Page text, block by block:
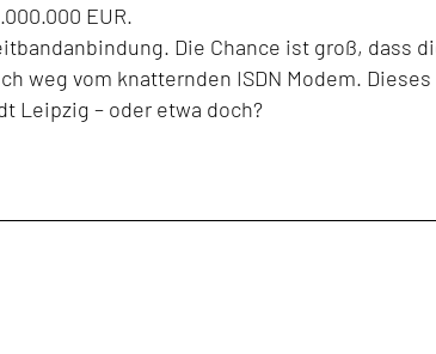
EUR.
Die Chance ist groß, dass
weg vom knatternden ISDN Modem.
Leipzig – oder etwa doch?